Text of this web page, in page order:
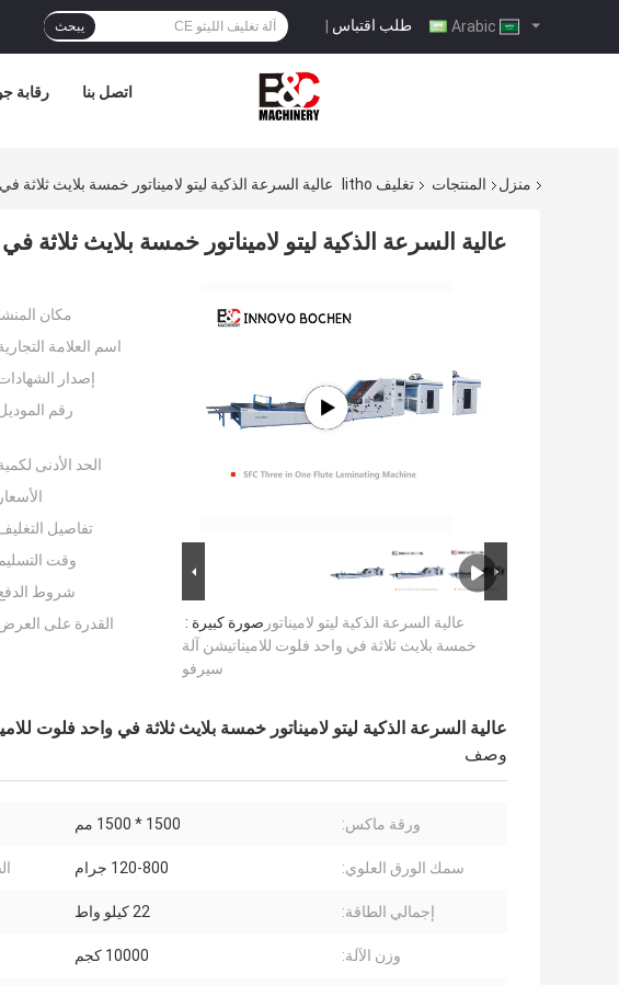
طلب اقتباس | يبحث
رقابة اتصل بنا
منزل المنتجات تغليف litho عالية السرعة الذكية ليتو لاميناتور خمسة بلايث ثلاثة
عالية السرعة الذكية ليتو لاميناتور خمسة بلايث ثلاثة
صورة كبيرة : عالية السرعة الذكية ليتو لاميناتور
خمسة بلايث ثلاثة في واحد فلوت للاميناتيشن آلة
سيرفو
مكان
اسم العلامة
إصدار
رقم
الحد الأدنى
تفاصيل
وقت
شروط
القدرة على
عالية السرعة الذكية ليتو لاميناتور خمسة بلايث ثلاثة في واحد فلوت
وصف
ورقة ماكس: 1500 * 1500 مم
سمك الورق العلوي: 120-800 جرام
إجمالي الطاقة: 22 كيلو واط
وزن الآلة: 10000 كجم